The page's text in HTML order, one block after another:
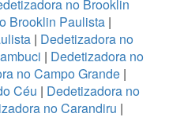
no Brooklin
Brooklin Paulista|
| Dedetizadora no
| Dedetizadora no
no Campo Grande |
Céu | Dedetizadora no
no Carandiru |